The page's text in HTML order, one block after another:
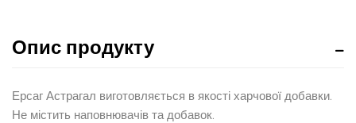
Опис продукту
Ерсаг Астрагал виготовляється в якості харчової добавки.
Не містить наповнювачів та добавок.